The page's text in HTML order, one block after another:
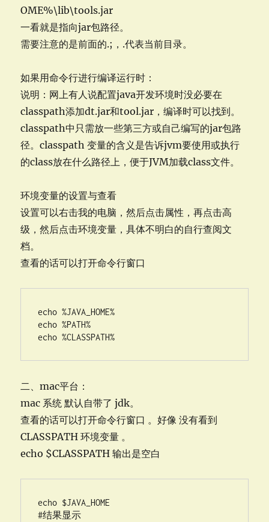
OME%\lib\tools.jar
一看就是指向jar包路径。
需要注意的是前面的.;，.代表当前目录。
如果用命令行进行编译运行时：
说明：网上有人说配置java开发环境时没必要在
classpath添加dt.jar和tool.jar，编译时可以找到。
classpath中只需放一些第三方或自己编写的jar包路
径。classpath 变量的含义是告诉jvm要使用或执行
的class放在什么路径上，便于JVM加载class文件。
环境变量的设置与查看
设置可以右击我的电脑，然后点击属性，再点击高
级，然后点击环境变量，具体不明白的自行查阅文
档。
查看的话可以打开命令行窗口
echo %JAVA_HOME%
echo %PATH%
echo %CLASSPATH%
二、mac平台：
mac 系统 默认自带了 jdk。
查看的话可以打开命令行窗口 。好像 没有看到
CLASSPATH 环境变量 。
echo $CLASSPATH 输出是空白
echo $JAVA_HOME
#结果显示